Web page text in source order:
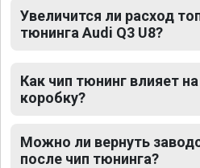
Увеличится ли расход
тюнинга Audi Q3 U8?
Как чип тюнинг влияет
коробку?
Можно ли вернуть
после чип тюнинга?